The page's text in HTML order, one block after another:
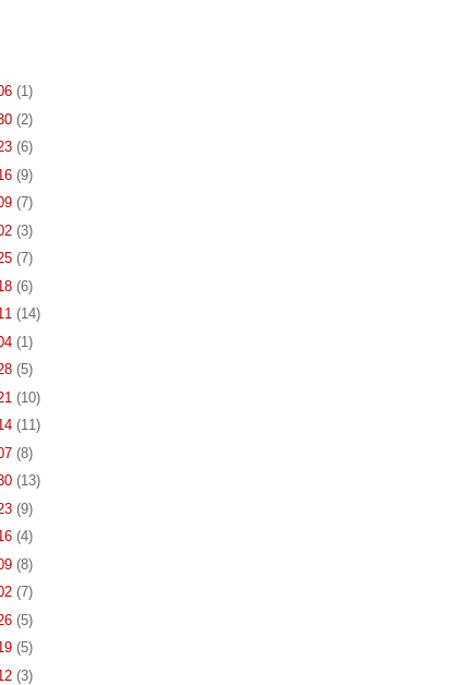
(1)
(2)
(6)
(9)
(7)
(3)
(7)
(6)
(14)
(1)
(5)
(10)
(11)
(8)
(13)
(9)
(4)
(8)
(7)
(5)
(5)
(3)